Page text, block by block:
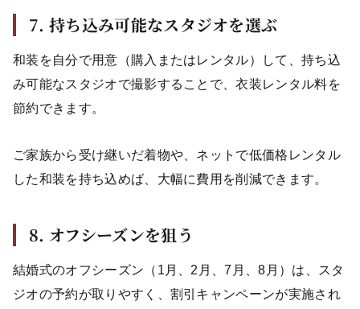
7. 持ち込み可能なスタジオを選ぶ
和装を自分で用意（購入またはレンタル）して、持ち込
み可能なスタジオで撮影することで、衣装レンタル料を
節約できます。
ご家族から受け継いだ着物や、ネットで低価格レンタル
した和装を持ち込めば、大幅に費用を削減できます。
8. オフシーズンを狙う
結婚式のオフシーズン（1月、2月、7月、8月）は、スタ
ジオの予約が取りやすく、割引キャンペーンが実施され